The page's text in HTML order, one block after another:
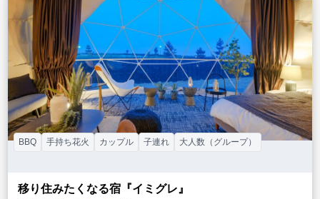
特徴・アクティビティ
サウナ・テントサウナ 焚火・キャンプファイヤー 手持ち花火
プール 海水浴 ドッグラン 駅から徒歩15分以内
駅から送迎あり
条件をクリア この条件で再検索
移り住みたくなる宿『イミグレ』
BBQ 手持ち花火 カップル 子連れ 大人数（グループ）